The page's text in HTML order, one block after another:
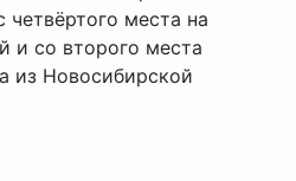
места на
и со второго места
из Новосибирской